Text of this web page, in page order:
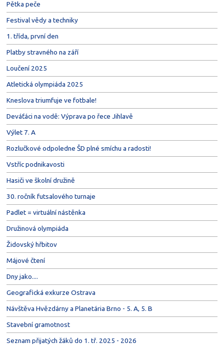
Pětka peče
Festival vědy a techniky
1. třída, první den
Platby stravného na září
Loučení 2025
Atletická olympiáda 2025
Kneslova triumfuje ve fotbale!
Deváťáci na vodě: Výprava po řece Jihlavě
Výlet 7. A
Rozlučkové odpoledne ŠD plné smíchu a radosti!
Vstříc podnikavosti
Hasiči ve školní družině
30. ročník futsalového turnaje
Padlet = virtuální nástěnka
Družinová olympiáda
Židovský hřbitov
Májové čtení
Dny jako....
Geografická exkurze Ostrava
Návštěva Hvězdárny a Planetária Brno - 5. A, 5. B
Stavební gramotnost
Seznam přijatých žáků do 1. tř. 2025 - 2026